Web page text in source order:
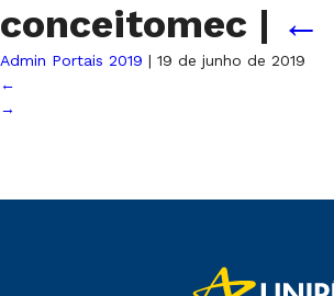
conceitomec | ←
Admin Portais 2019 | 19 de junho de 2019
←
→